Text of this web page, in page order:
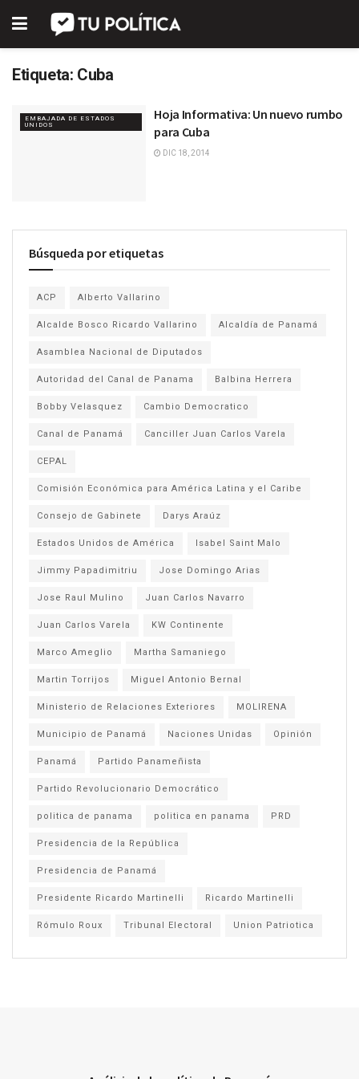
Etiqueta: Cuba
EMBAJADA DE ESTADOS
UNIDOS
Hoja Informativa: Un nuevo rumbo
para Cuba
DIC 18, 2014
Búsqueda por etiquetas
ACP Alberto Vallarino
Alcalde Bosco Ricardo Vallarino Alcaldía de Panamá
Asamblea Nacional de Diputados
Autoridad del Canal de Panama Balbina Herrera
Bobby Velasquez Cambio Democratico
Canal de Panamá Canciller Juan Carlos Varela
CEPAL
Comisión Económica para América Latina y el Caribe
Consejo de Gabinete Darys Araúz
Estados Unidos de América Isabel Saint Malo
Jimmy Papadimitriu Jose Domingo Arias
Jose Raul Mulino Juan Carlos Navarro
Juan Carlos Varela KW Continente
Marco Ameglio Martha Samaniego
Martin Torrijos Miguel Antonio Bernal
Ministerio de Relaciones Exteriores MOLIRENA
Municipio de Panamá Naciones Unidas Opinión
Panamá Partido Panameñista
Partido Revolucionario Democrático
politica de panama politica en panama PRD
Presidencia de la República
Presidencia de Panamá
Presidente Ricardo Martinelli Ricardo Martinelli
Rómulo Roux Tribunal Electoral Union Patriotica